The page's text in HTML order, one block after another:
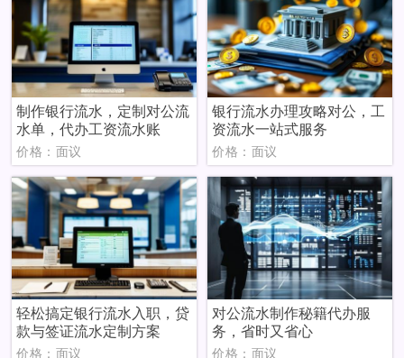
制作银行流水，定制对公流
水单，代办工资流水账
价格：面议
银行流水办理攻略对公，工
资流水一站式服务
价格：面议
轻松搞定银行流水入职，贷
款与签证流水定制方案
价格：面议
对公流水制作秘籍代办服
务，省时又省心
价格：面议